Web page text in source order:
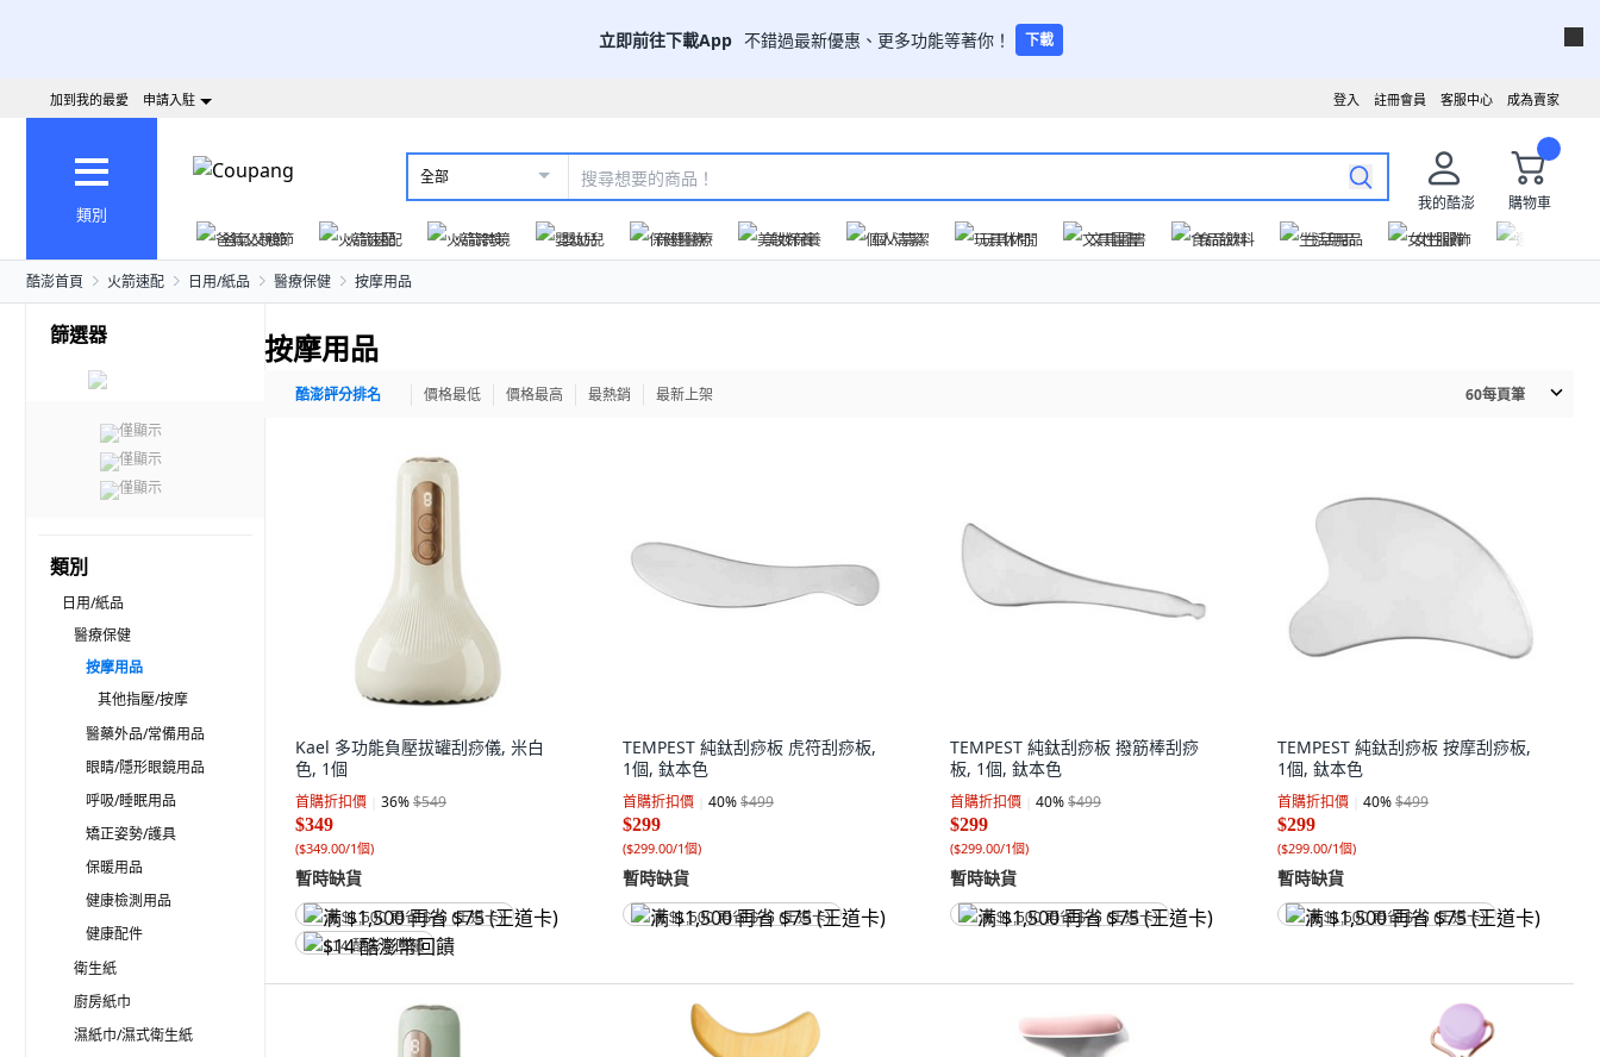
立即前往下載App 不錯過最新優惠、更多功能等著你！ 下載
成為賣家
客服中心
註冊會員
登入
加到我的最愛 申請入駐
類別
全部
我的酷澎
購物車
爸氣父親節
火箭速配 火箭跨境 嬰幼兒 保健醫療 美妝保養 個人清潔 玩具休閒 文具圖書 食品飲料 生活用品 女性服飾
酷澎首頁 火箭速配 日用/紙品 醫療保健 按摩用品
篩選器
僅顯示
僅顯示
僅顯示
類別
日用/紙品
醫療保健
按摩用品
其他指壓/按摩
醫藥外品/常備用品
眼睛/隱形眼鏡用品
呼吸/睡眠用品
矯正姿勢/護具
保暖用品
健康檢測用品
健康配件
衛生紙
廚房紙巾
濕紙巾/濕式衛生紙
按摩用品
酷澎評分排名 價格最低 價格最高 最熱銷 最新上架 60每頁筆
Kael 多功能負壓拔罐刮痧儀, 米白
色, 1個
首購折扣價 36%$549
$349
($349.00/1個)
暫時缺貨
满 $1,500 再省 $75 (王道卡)
$14 酷澎幣回饋
TEMPEST 純鈦刮痧板 虎符刮痧板,
1個, 鈦本色
首購折扣價 40%$499
$299
($299.00/1個)
暫時缺貨
满 $1,500 再省 $75 (王道卡)
TEMPEST 純鈦刮痧板 撥筋棒刮痧
板, 1個, 鈦本色
首購折扣價 40%$499
$299
($299.00/1個)
暫時缺貨
满 $1,500 再省 $75 (王道卡)
TEMPEST 純鈦刮痧板 按摩刮痧板,
1個, 鈦本色
首購折扣價 40%$499
$299
($299.00/1個)
暫時缺貨
满 $1,500 再省 $75 (王道卡)